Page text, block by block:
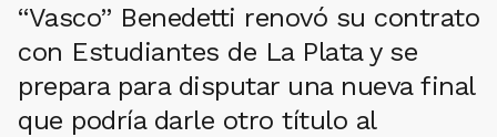
“Vasco” Benedetti renovó su contrato
con Estudiantes de La Plata y se
prepara para disputar una nueva final
que podría darle otro título al